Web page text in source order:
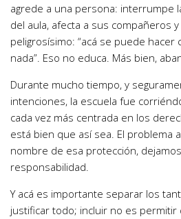
agrede a una persona: interrumpe
del aula, afecta a sus compañeros
peligrosísimo: “acá se puede hacer
nada”. Eso no educa. Más bien,
Durante mucho tiempo, y
intenciones, la escuela fue
cada vez más centrada en los
está bien que así sea. El problema
nombre de esa protección,
responsabilidad.
Y acá es importante separar los
justificar todo; incluir no es